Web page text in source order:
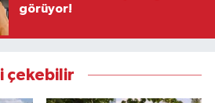
görüyor!
çekebilir